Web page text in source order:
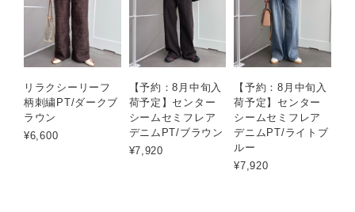
リラクシーリーフ
柄刺繍PT/ダークブ
ラウン
¥6,600
【予約：8月中旬入
荷予定】センター
シームセミフレア
デニムPT/ブラウン
¥7,920
【予約：8月中旬入
荷予定】センター
シームセミフレア
デニムPT/ライトブ
ルー
¥7,920